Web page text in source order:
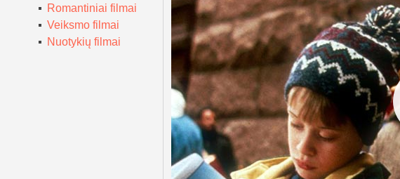
Romantiniai filmai
Veiksmo filmai
Nuotykių filmai